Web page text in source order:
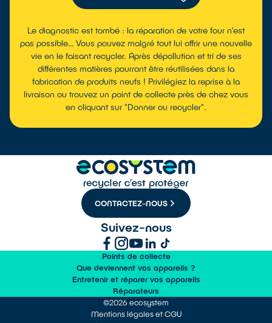
Le diagnostic est tombé : la réparation de votre four n’est
pas possible… Vous pouvez malgré tout lui offrir une nouvelle
vie en le faisant recycler. Après dépollution et tri de ses
différentes matières pourront être réutilisées dans la
fabrication de produits neufs ! Privilégiez la reprise à la
livraison ou trouvez un point de collecte près de chez vous
en cliquant sur "Donner ou recycler".
CONTACTEZ-NOUS
Suivez-nous
Points de collecte
Que deviennent vos appareils ?
Entretenir et réparer vos appareils
Réparateurs
©2026 ecosystem
Mentions légales et CGU